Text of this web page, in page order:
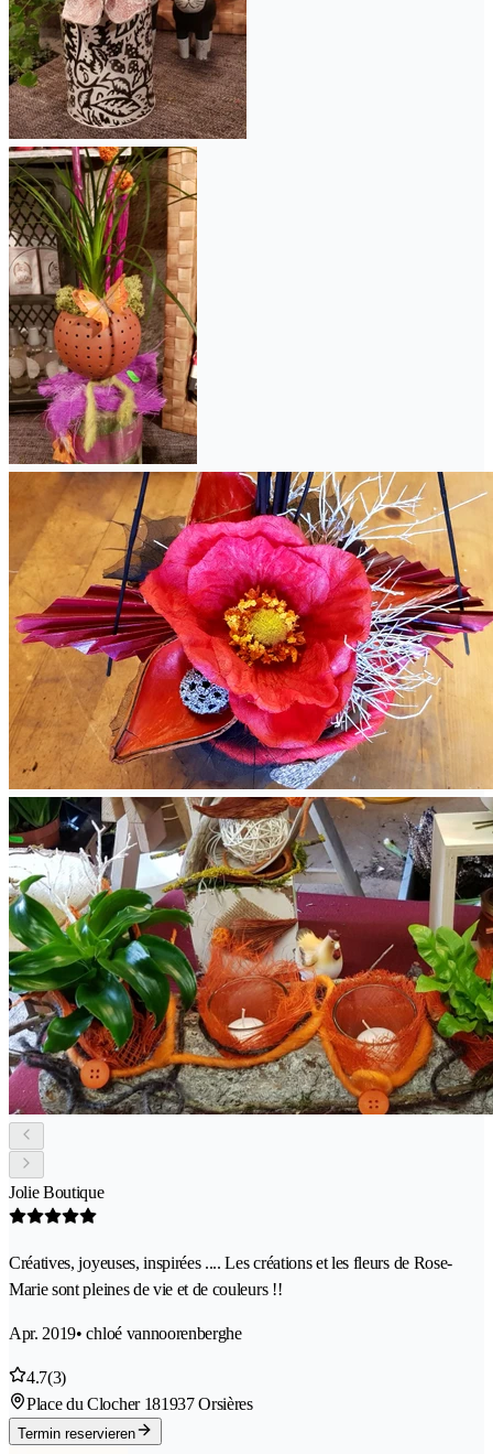
Jolie Boutique
Créatives, joyeuses, inspirées .... Les créations et les fleurs de Rose-
Marie sont pleines de vie et de couleurs !!
Apr. 2019• chloé vannoorenberghe
4.7(3)
Place du Clocher 181937 Orsières
Termin reservieren